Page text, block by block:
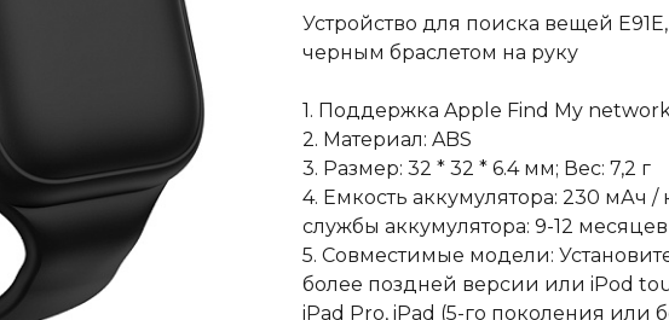
Устройство для поиска вещей
черным браслетом на руку
1. Поддержка Apple Find My
2. Материал: ABS
3. Размер: 32 * 32 * 6.4 мм; Вес: 7,2 г
4. Емкость аккумулятора: 230 мАч
службы аккумулятора: 9-12 месяцев
5. Совместимые модели:
более поздней версии или iPod
iPad Pro, iPad (5-го поколения или